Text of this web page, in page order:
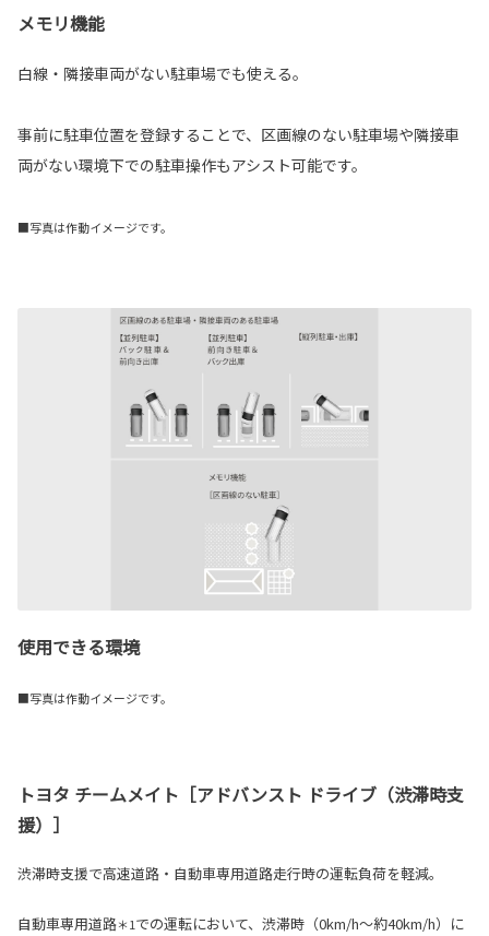
メモリ機能
白線・隣接車両がない駐車場でも使える。
事前に駐車位置を登録することで、区画線のない駐車場や隣接車
両がない環境下での駐車操作もアシスト可能です。
■写真は作動イメージです。
使用できる環境
■写真は作動イメージです。
トヨタ チームメイト［アドバンスト ドライブ（渋滞時支
援）］
渋滞時支援で高速道路・自動車専用道路走行時の運転負荷を軽減。
自動車専用道路＊1での運転において、渋滞時（0km/h～約40km/h）に